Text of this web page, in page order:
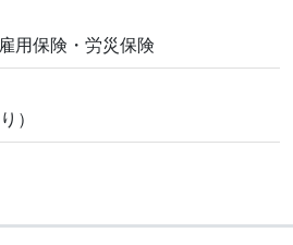
用保険・労災保険
）